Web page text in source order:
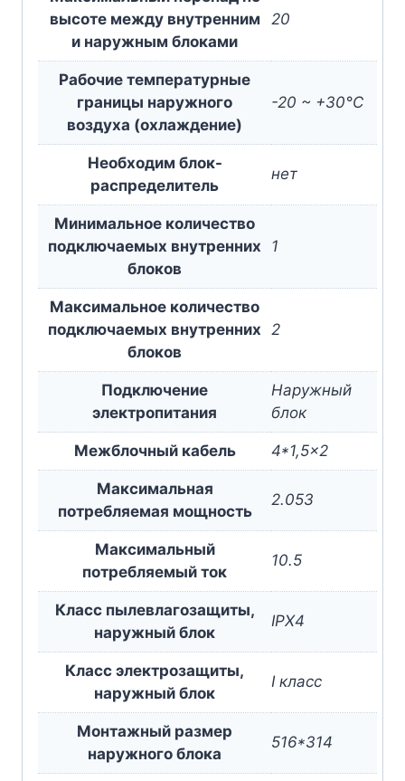
высоте между внутренним
и наружным блоками
20
Рабочие температурные
границы наружного
воздуха (охлаждение)
-20 ~ +30°C
Необходим блок-
раcпределитель
нет
Минимальное количество
подключаемых внутренних
блоков
1
Максимальное количество
подключаемых внутренних
блоков
2
Подключение
электропитания
Наружный
блок
Межблочный кабель 4*1,5×2
Максимальная
потребляемая мощность
2.053
Максимальный
потребляемый ток
10.5
Класс пылевлагозащиты,
наружный блок
IPX4
Класс электрозащиты,
наружный блок
I класс
Монтажный размер
наружного блока
516*314